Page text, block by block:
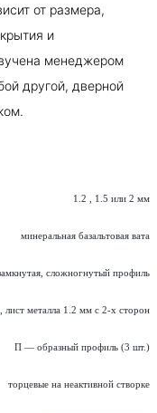
от размера,
и
менеджером
другой, дверной
1.2 , 1.5 или 2 мм
минеральная базальтовая вата
сложногнутый профиль
лист металла 1.2 мм с 2-х сторон
П — образный профиль (3 шт.)
торцевые на неактивной створке